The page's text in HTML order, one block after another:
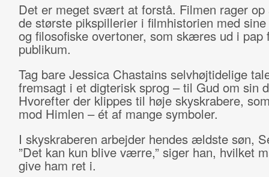
Det er meget svært at forstå. Filmen rager op
de største pikspillerier i filmhistorien med
og filosofiske overtoner, som skæres ud i pap
publikum.
Tag bare Jessica Chastains selvhøjtidelige
fremsagt i et digterisk sprog – til Gud om sin
Hvorefter der klippes til høje skyskrabere,
mod Himlen – ét af mange symboler.
I skyskraberen arbejder hendes ældste søn,
”Det kan kun blive værre,” siger han, hvilket
give ham ret i.